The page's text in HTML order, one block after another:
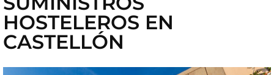
HOSTELEROS EN
CASTELLÓN